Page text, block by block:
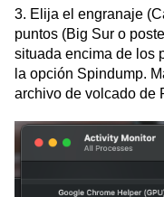
3. Elija el engranaje
puntos (Big Sur o
situada encima de los
la opción Spindump.
archivo de volcado de